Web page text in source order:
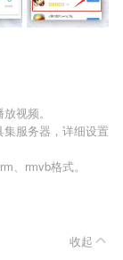
视频。
服务器，详细设置
、rmvb格式。
收起